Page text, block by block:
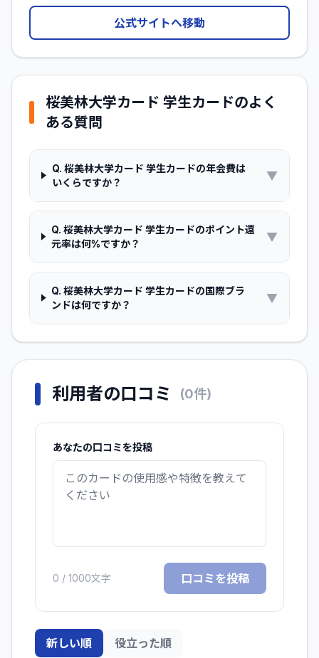
公式サイトへ移動
桜美林大学カード 学生カードのよく
ある質問
Q. 桜美林大学カード 学生カードの年会費は
いくらですか？
▼
Q. 桜美林大学カード 学生カードのポイント還
元率は何%ですか？
▼
Q.桜美林大学カード 学生カードの国際ブラ
ンドは何ですか？
▼
利用者の口コミ (0件)
あなたの口コミを投稿
0 / 1000文字 口コミを投稿
新しい順 役立った順